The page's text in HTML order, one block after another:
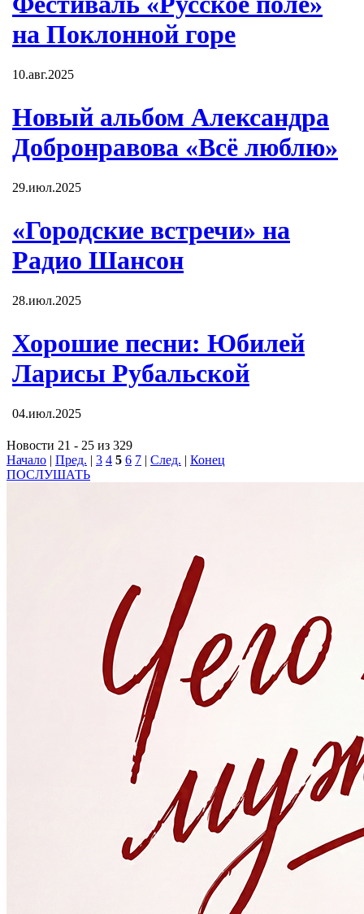
на Поклонной горе
10.авг.2025
Новый альбом Александра
Добронравова «Всё люблю»
29.июл.2025
«Городские встречи» на
Радио Шансон
28.июл.2025
Хорошие песни: Юбилей
Ларисы Рубальской
04.июл.2025
Новости 21 - 25 из 329
Начало | Пред. | 3 4 5 6 7 | След. | Конец
ПОСЛУШАТЬ